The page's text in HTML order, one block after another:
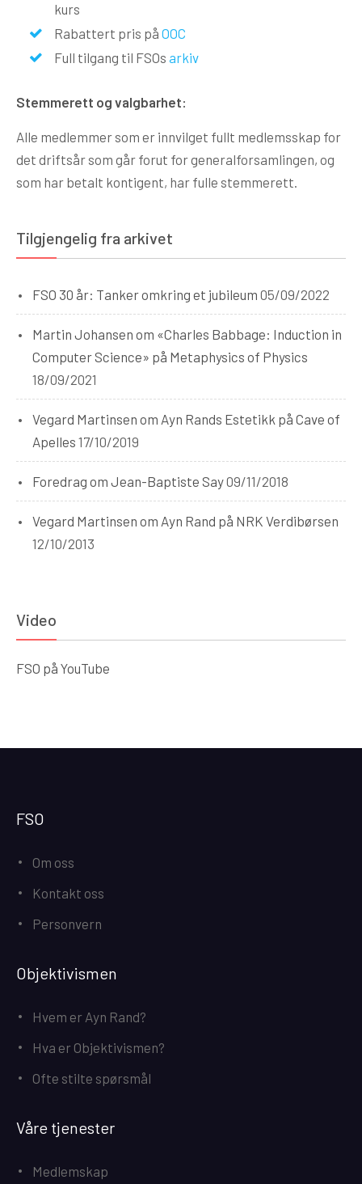
kurs
Rabattert pris på OOC
Full tilgang til FSOs arkiv
Stemmerett og valgbarhet:
Alle medlemmer som er innvilget fullt medlemsskap for
det driftsår som går forut for generalforsamlingen, og
som har betalt kontigent, har fulle stemmerett.
Tilgjengelig fra arkivet
FSO 30 år: Tanker omkring et jubileum 05/09/2022
Martin Johansen om «Charles Babbage: Induction in
Computer Science» på Metaphysics of Physics
18/09/2021
Vegard Martinsen om Ayn Rands Estetikk på Cave of
Apelles 17/10/2019
Foredrag om Jean-Baptiste Say09/11/2018
Vegard Martinsen om Ayn Rand på NRK Verdibørsen
12/10/2013
Video
FSO på YouTube
FSO
Om oss
Kontakt oss
Personvern
Objektivismen
Hvem er Ayn Rand?
Hva er Objektivismen?
Ofte stilte spørsmål
Våre tjenester
Medlemskap